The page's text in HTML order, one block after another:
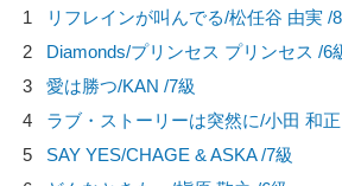
1 リフレインが叫んでる/松任谷 由実 /
2
Diamonds/プリンセス プリンセス /6
3
愛は勝つ/KAN /7級
4
ラブ・ストーリーは突然に/小田 和正
5
SAY YES/CHAGE & ASKA/7級